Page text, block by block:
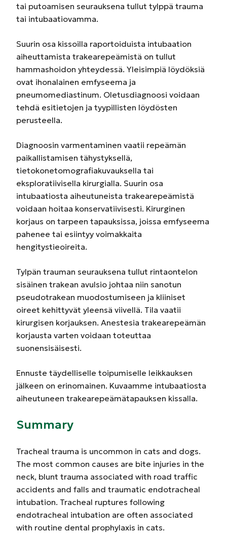
tai putoamisen seurauksena tullut tylppä trauma
tai intubaatiovamma.
Suurin osa kissoilla raportoiduista intubaation
aiheuttamista trakearepeämistä on tullut
hammashoidon yhteydessä. Yleisimpiä löydöksiä
ovat ihonalainen emfyseema ja
pneumomediastinum. Oletusdiagnoosi voidaan
tehdä esitietojen ja tyypillisten löydösten
perusteella.
Diagnoosin varmentaminen vaatii repeämän
paikallistamisen tähystyksellä,
tietokonetomografiakuvauksella tai
eksploratiivisella kirurgialla. Suurin osa
intubaatiosta aiheutuneista trakearepeämistä
voidaan hoitaa konservatiivisesti. Kirurginen
korjaus on tarpeen tapauksissa, joissa emfyseema
pahenee tai esiintyy voimakkaita
hengitystieoireita.
Tylpän trauman seurauksena tullut rintaontelon
sisäinen trakean avulsio johtaa niin sanotun
pseudotrakean muodostumiseen ja kliiniset
oireet kehittyvät yleensä viivellä. Tila vaatii
kirurgisen korjauksen. Anestesia trakearepeämän
korjausta varten voidaan toteuttaa
suonensisäisesti.
Ennuste täydelliselle toipumiselle leikkauksen
jälkeen on erinomainen. Kuvaamme intubaatiosta
aiheutuneen trakearepeämätapauksen kissalla.
Summary
Tracheal trauma is uncommon in cats and dogs.
The most common causes are bite injuries in the
neck, blunt trauma associated with road traffic
accidents and falls and traumatic endotracheal
intubation. Tracheal ruptures following
endotracheal intubation are often associated
with routine dental prophylaxis in cats.